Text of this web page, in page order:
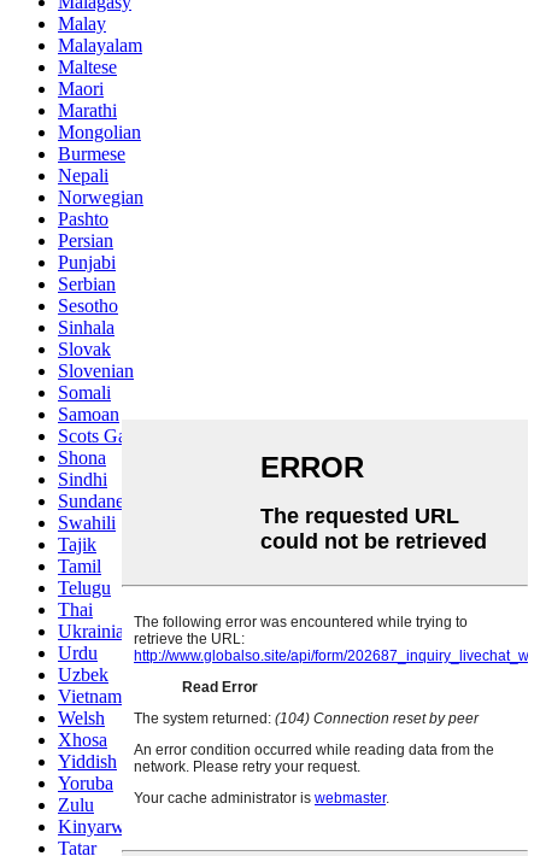
Malay
Malayalam
Maltese
Maori
Marathi
Mongolian
Burmese
Nepali
Norwegian
Pashto
Persian
Punjabi
Serbian
Sesotho
Sinhala
Slovak
Slovenian
Somali
Samoan
Scots Gaelic
Shona
Sindhi
Sundanese
Swahili
Tajik
Tamil
Telugu
Thai
Ukrainian
Urdu
Uzbek
Vietnamese
Welsh
Xhosa
Yiddish
Yoruba
Zulu
Kinyarwanda
Tatar